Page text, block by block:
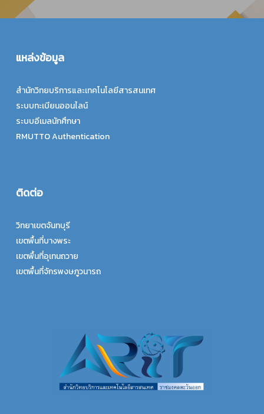
แหล่งข้อมูล
สำนักวิทยบริการและเทคโนโลยีสารสนเทศ
ระบบทะเบียนออนไลน์
ระบบอีเมลนักศึกษา
RMUTTO Authentication
ติดต่อ
วิทยาเขตจันทบุรี
เขตพื้นที่บางพระ
เขตพื้นที่อุเทนถวาย
เขตพื้นที่จักรพงษภูวนารถ